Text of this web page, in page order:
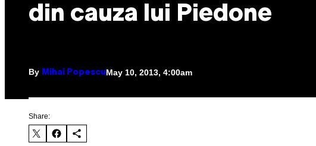
din cauza lui Piedone
By Mihai Popescu May 10, 2013, 4:00am
Share: